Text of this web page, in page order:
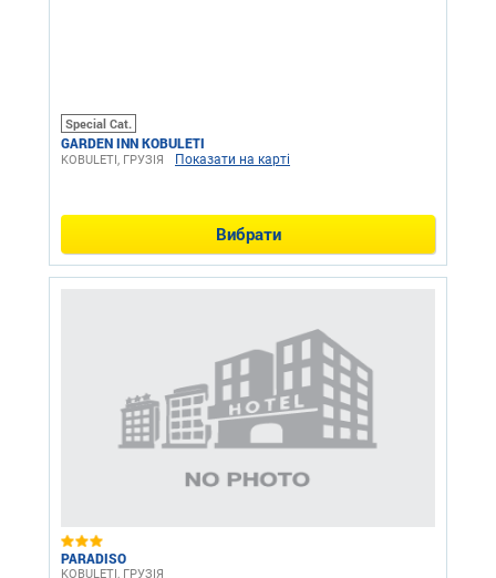
Special Cat.
GARDEN INN KOBULETI
KOBULETI, ГРУЗІЯ Показати на карті
Вибрати
PARADISO
KOBULETI, ГРУЗІЯ